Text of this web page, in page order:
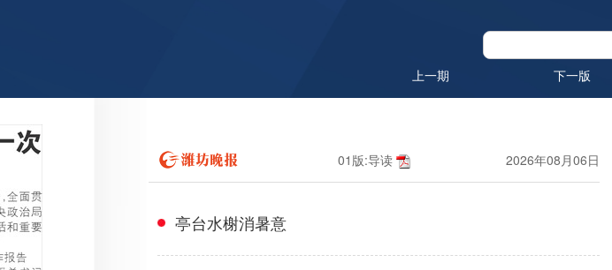
上一期 下一版
01版:导读 2026年08月06日
亭台水榭消暑意